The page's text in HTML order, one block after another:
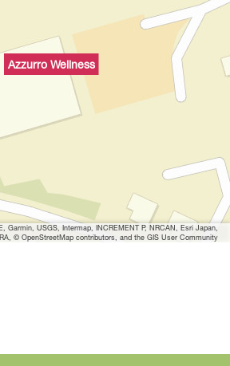
m
e
t
e
o
t
e
l
Azzurro Wellness
Garmin, USGS, Intermap, INCREMENT P, NRCAN, Esri Japan,
© OpenStreetMap contributors, and the GIS User Community